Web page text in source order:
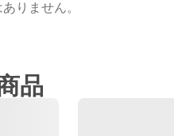
りません。
品